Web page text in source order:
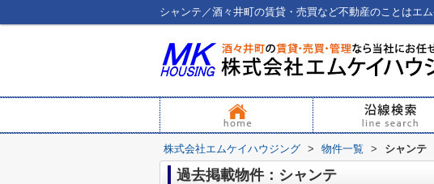
シャンテ／酒々井町の賃貸・売買など不動産のことはエ
株式会社エムケイハウジング > 物件一覧 > シャンテ
過去掲載物件：シャンテ